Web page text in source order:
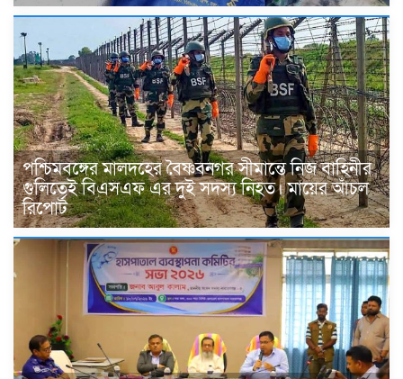
পশ্চিমবঙ্গের মালদহের বৈষ্ণবনগর সীমান্তে নিজ বাহিনীর
গুলিতেই বিএসএফ এর দুই সদস্য নিহত। মায়ের আঁচল
রিপোর্ট